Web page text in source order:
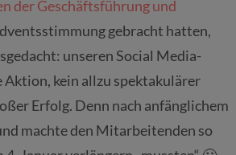
der Geschäftsführung und
gebracht hatten,
unseren Social Media-
kein allzu spektakulärer
Erfolg. Denn nach anfänglichem
machte den Mitarbeitenden so